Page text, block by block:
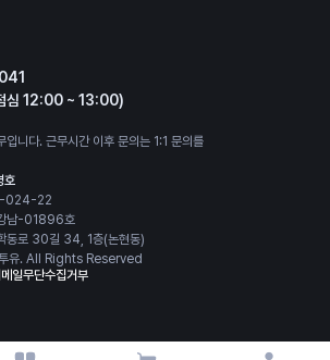
심 12:00 ~ 13:00)
입니다. 근무시간 이후 문의는 1:1 문의를
호
024-22
남-01896호
동로 30길 34, 1층(논현동)
유. All Rights Reserved
일무단수집거부